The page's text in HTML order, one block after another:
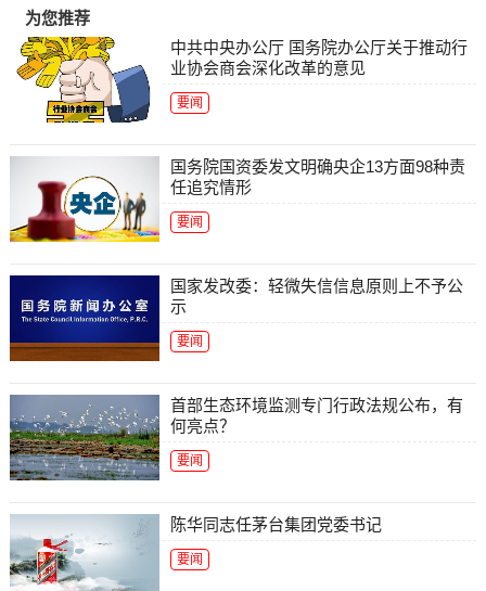
为您推荐
中共中央办公厅 国务院办公厅关于推动行
业协会商会深化改革的意见
要闻
国务院国资委发文明确央企13方面98种责
任追究情形
要闻
国家发改委：轻微失信信息原则上不予公
示
要闻
首部生态环境监测专门行政法规公布，有
何亮点？
要闻
陈华同志任茅台集团党委书记
要闻